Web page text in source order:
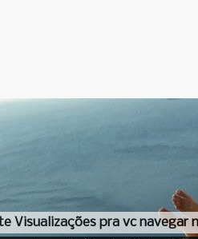
Visualizações pra vc navegar